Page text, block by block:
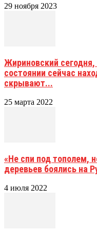
29 ноября 2023
Жириновский
состоянии сейчас
скрывают...
25 марта 2022
«Не спи под тополем,
деревьев боялись на
4 июля 2022